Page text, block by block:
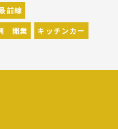
前線
開業
キッチンカー